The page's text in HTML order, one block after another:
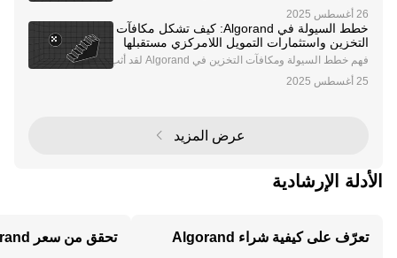
لعملات البديلة جزءًا لا يتجزأ من نظام العملات الرقمية، حيث
تقدم حلولًا مبتكرة للتحديات الواقعية. من بين أبرز العملات ال
بديلة VeChain (VET) و Algora
خطط السيولة في Algorand: كيف تشكل مكافآت
التخزين واستثمارات التمويل اللامركزي مستقبلها
فهم خطط السيولة ومكافآت التخزين في Algorand لقد أثب
تت Algorand نفسها كبلوكشين عالي الأداء، مستفيدة من آل
عرض المزيد
الأدلة الإرشادية
تعرّف على كيفية شراء Algorand تحقق من سعر Algorand